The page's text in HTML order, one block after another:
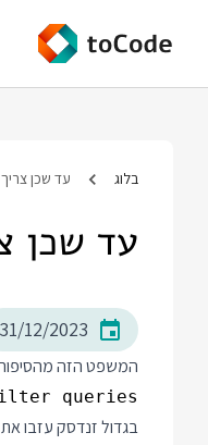
בלוג עד שכן צריך
עד שכן
31/12/2023
המשפט הזה
queries.